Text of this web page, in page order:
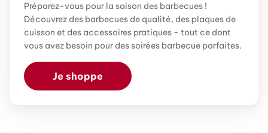
Préparez-vous pour la saison des barbecues !
Découvrez des barbecues de qualité, des plaques de
cuisson et des accessoires pratiques - tout ce dont
vous avez besoin pour des soirées barbecue parfaites.
Je shoppe